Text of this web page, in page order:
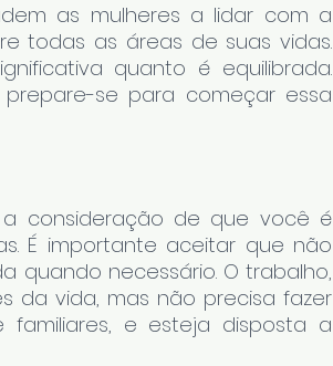
as mulheres a lidar com a
todas as áreas de suas vidas.
quanto é equilibrada.
se para começar essa
consideração de que você é
É importante aceitar que não
quando necessário. O trabalho,
da vida, mas não precisa fazer
familiares, e esteja disposta a